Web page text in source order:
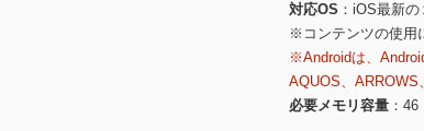
対応OS
iOS最新の
※コンテンツの使用
※Androidは、
AQUOS、ARROWS
必要メモリ容量
46